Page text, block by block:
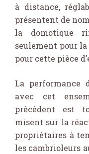
à distance,
présentent de
la domotique
seulement pour
pour cette pièce
La performance
avec cet
précédent est
misent sur la
propriétaires à
les cambrioleurs